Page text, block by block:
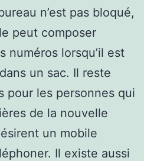
n’est pas bloqué,
peut composer
numéros lorsqu’il est
un sac. Il reste
pour les personnes qui
de la nouvelle
un mobile
Il existe aussi